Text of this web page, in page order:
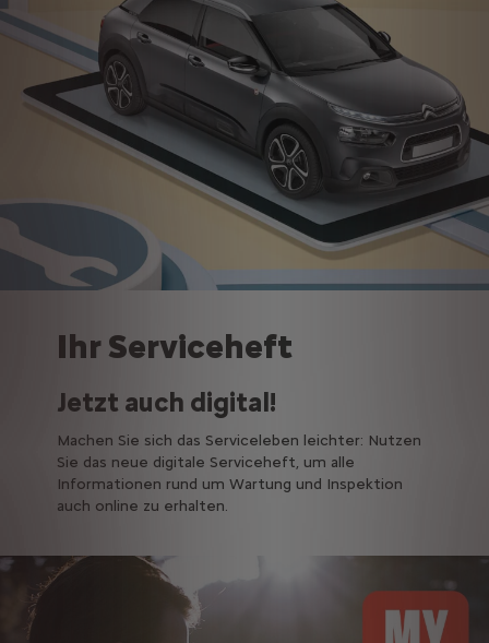
Ihr Serviceheft
Jetzt auch digital!
Machen Sie sich das Serviceleben leichter: Nutzen
Sie das neue digitale Serviceheft, um alle
Informationen rund um Wartung und Inspektion
auch online zu erhalten.